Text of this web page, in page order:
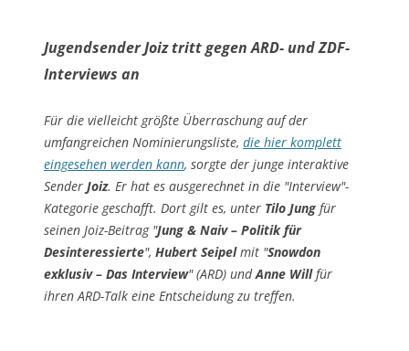
Jugendsender Joiz tritt gegen ARD- und ZDF-
Interviews an
Für die vielleicht größte Überraschung auf der
umfangreichen Nominierungsliste, die hier komplett
eingesehen werden kann, sorgte der junge interaktive
Sender Joiz. Er hat es ausgerechnet in die "Interview"-
Kategorie geschafft. Dort gilt es, unter Tilo Jung für
seinen Joiz-Beitrag "Jung & Naiv – Politik für
Desinteressierte", Hubert Seipelmit "Snowdon
exklusiv – Das Interview" (ARD) undAnne Willfür
ihren ARD-Talk eine Entscheidung zu treffen.